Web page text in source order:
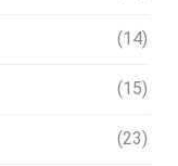
(14)
(15)
(23)